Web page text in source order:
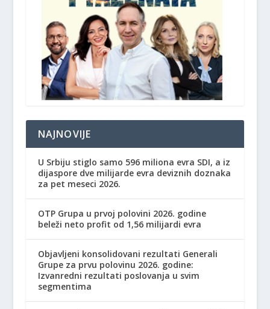
NAJNOVIJE
U Srbiju stiglo samo 596 miliona evra SDI, a iz
dijaspore dve milijarde evra deviznih doznaka
za pet meseci 2026.
OTP Grupa u prvoj polovini 2026. godine
beleži neto profit od 1,56 milijardi evra
Objavljeni konsolidovani rezultati Generali
Grupe za prvu polovinu 2026. godine:
Izvanredni rezultati poslovanja u svim
segmentima